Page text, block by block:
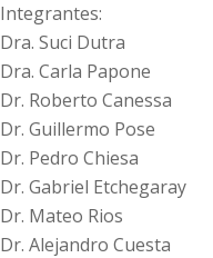
Integrantes:
Dra. Suci Dutra
Dra. Carla Papone
Dr. Roberto Canessa
Dr. Guillermo Pose
Dr. Pedro Chiesa
Dr. Gabriel Etchegaray
Dr. Mateo Rios
Dr. Alejandro Cuesta